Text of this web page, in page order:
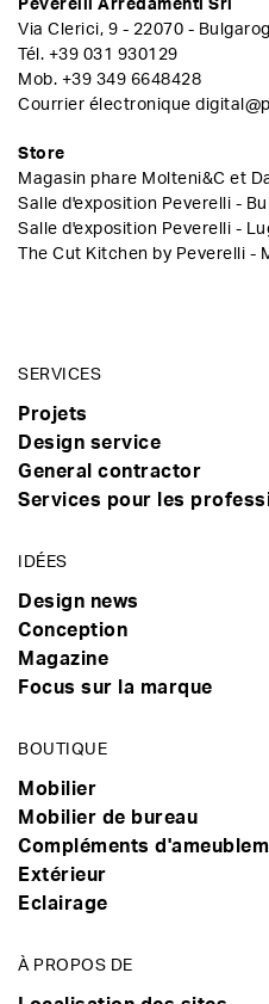
Peverelli Arredamenti Srl
Via Clerici, 9 - 22070 -
Tél. +39 031 930129
Mob. +39 349 6648428
Courrier électronique
Store
Magasin phare Molteni&C et
Salle d'exposition Peverelli -
Salle d'exposition Peverelli -
The Cut Kitchen by Peverelli -
SERVICES
Projets
Design service
General contractor
Services pour les
IDÉES
Design news
Conception
Magazine
Focus sur la marque
BOUTIQUE
Mobilier
Mobilier de bureau
Compléments
Extérieur
Eclairage
À PROPOS DE